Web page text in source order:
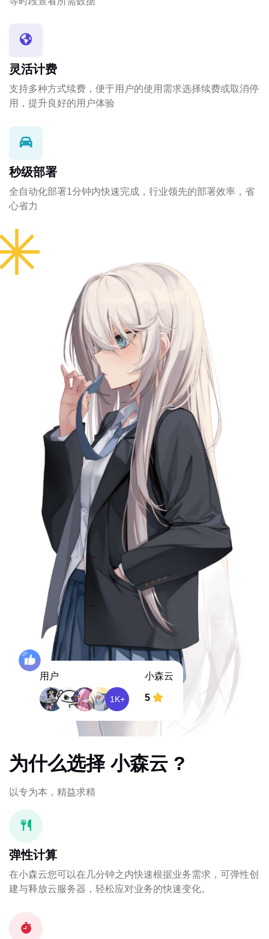
灵活计费
支持多种方式续费，便于用户的使用需求选择续费或取消停
用，提升良好的用户体验
秒级部署
全自动化部署1分钟内快速完成，行业领先的部署效率，省
心省力
用户
1K+
小森云
5
为什么选择 小森云 ?
以专为本，精益求精
弹性计算
在小森云您可以在几分钟之内快速根据业务需求，可弹性创
建与释放云服务器，轻松应对业务的快速变化。